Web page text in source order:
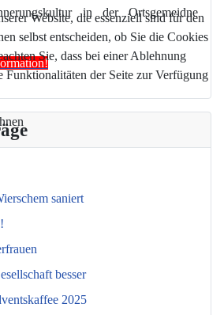
in der Ortsgemeidne
saniert
besser
2025
Website, die essenziell sind für den
selbst entscheiden, ob Sie die Cookies
Sie, dass bei einer Ablehnung
der Seite zur Verfügung